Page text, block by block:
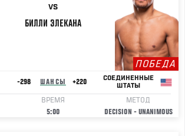
VS
БИЛЛИ ЭЛЕКАНА
ПОБЕДА
-298 ШАНСЫ +220
СОЕДИНЕННЫЕ
ШТАТЫ
ВРЕМЯ
5:00
МЕТОД
DECISION - UNANIMOUS